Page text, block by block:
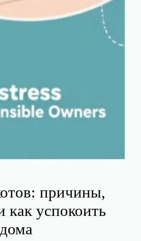
причины,
как успокоить